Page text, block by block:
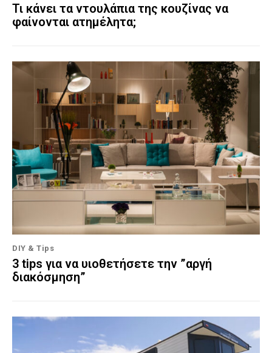
Τι κάνει τα ντουλάπια της κουζίνας να
φαίνονται ατημέλητα;
DIY & Tips
3 tips για να υιοθετήσετε την ”αργή
διακόσμηση”